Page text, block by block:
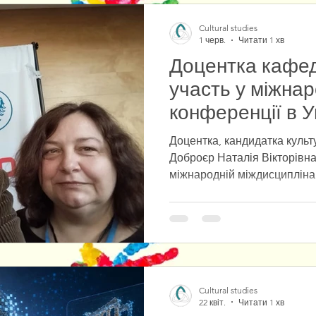
Cultural studies
Доцентка
участь у
конференції в
Вроцлава
Доцентка, кандидатка
Доброєр Наталія
міжнародній
співпраці. У співпраці з польським колегою було
підготовлено та
взаємодії в європейському
Cultural studies
1 черв.
Читати 1 хв
Cultural studies
22 квіт.
Читати 1 хв